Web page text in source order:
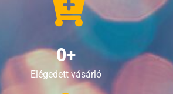
Elégedett vásárló
0+